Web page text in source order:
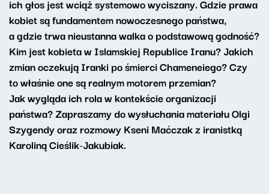
ich głos jest wciąż systemowo wyciszany. Gdzie prawa
kobiet są fundamentem nowoczesnego państwa,
a gdzie trwa nieustanna walka o podstawową godność?
Kim jest kobieta w Islamskiej Republice Iranu?Jakich
zmian oczekują Iranki po śmierci Chameneiego? Czy
to właśnie one są realnym motorem przemian?
Jak wygląda ich rola w kontekście organizacji
państwa? Zapraszamy do wysłuchania materiału Olgi
Szygendy oraz rozmowy Kseni Maćczak z iranistką
Karoliną Cieślik-Jakubiak.